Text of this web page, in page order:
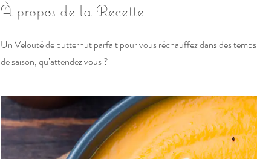
À propos de la Recette
Un Velouté de butternut parfait pour vous réchauffez dans des
de saison, qu’attendez vous ?